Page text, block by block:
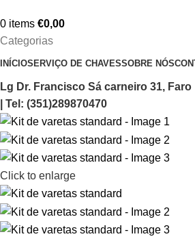
0 items €0,00
Categorias
INÍCIOSERVIÇO DE CHAVESSOBRE NÓS
Lg Dr. Francisco Sá carneiro 31, Faro
| Tel: (351)289870470
Click to enlarge